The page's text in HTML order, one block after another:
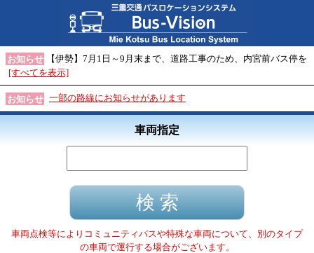
お知らせ
【伊勢】7月1日～9月末まで、道路工事のため、内宮前バス停を
[すべてを表示]
お知らせ 一部の路線にお知らせがあります
車両指定
車両点検等によりコミュニティバスや特殊な車両について、別のタイプ
の車両で運行する場合がございます。